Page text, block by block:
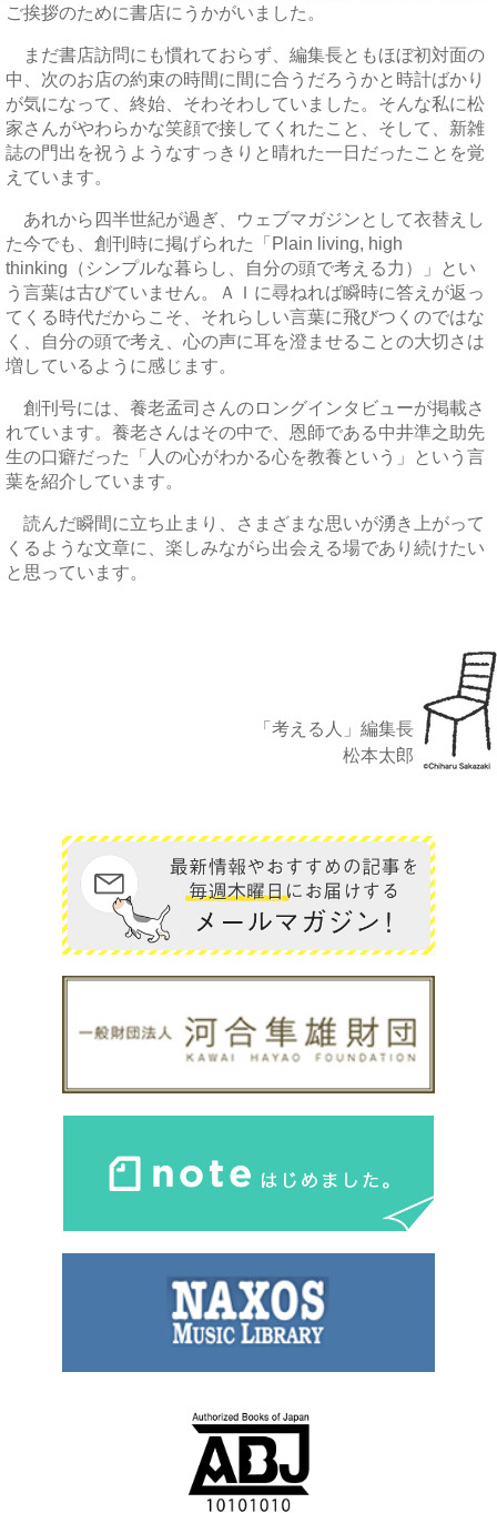
ご挨拶のために書店にうかがいました。
まだ書店訪問にも慣れておらず、編集長ともほぼ初対面の
中、次のお店の約束の時間に間に合うだろうかと時計ばかり
が気になって、終始、そわそわしていました。そんな私に松
家さんがやわらかな笑顔で接してくれたこと、そして、新雑
誌の門出を祝うようなすっきりと晴れた一日だったことを覚
えています。
あれから四半世紀が過ぎ、ウェブマガジンとして衣替えし
た今でも、創刊時に掲げられた「Plain living, high
thinking（シンプルな暮らし、自分の頭で考える力）」とい
う言葉は古びていません。ＡＩに尋ねれば瞬時に答えが返っ
てくる時代だからこそ、それらしい言葉に飛びつくのではな
く、自分の頭で考え、心の声に耳を澄ませることの大切さは
増しているように感じます。
創刊号には、養老孟司さんのロングインタビューが掲載さ
れています。養老さんはその中で、恩師である中井準之助先
生の口癖だった「人の心がわかる心を教養という」という言
葉を紹介しています。
読んだ瞬間に立ち止まり、さまざまな思いが湧き上がって
くるような文章に、楽しみながら出会える場であり続けたい
と思っています。
「考える人」編集長
松本太郎